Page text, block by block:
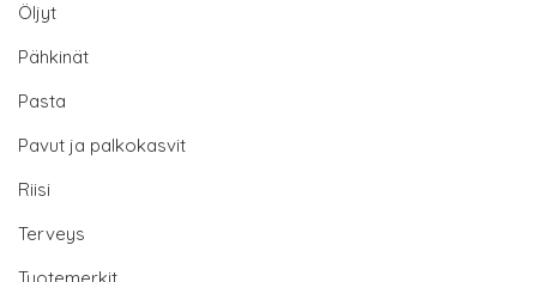
Öljyt
Pähkinät
Pasta
Pavut ja palkokasvit
Riisi
Terveys